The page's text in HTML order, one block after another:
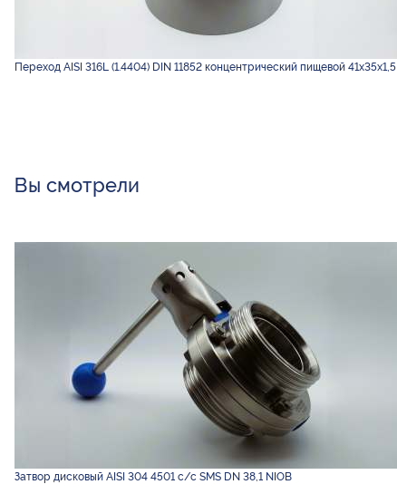
Переход AISI 316L (1.4404) DIN 11852 концентрический пищевой 41х35х1,5
Вы смотрели
Затвор дисковый AISI 304 4501 с/с SMS DN 38,1 NIOB